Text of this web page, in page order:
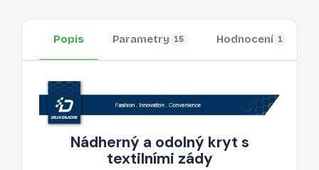
Popis Parametry 15 Hodnocení 1
Nádherný a odolný kryt s
textilními zády